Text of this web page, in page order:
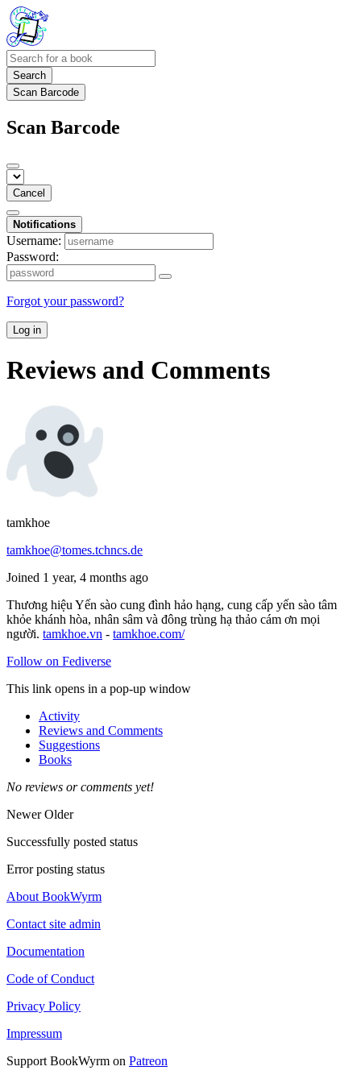
Search
Scan Barcode
Scan Barcode
Cancel
Notifications
Username:
Password:
Forgot your password?
Log in
Reviews and Comments
tamkhoe
tamkhoe@tomes.tchncs.de
Joined 1 year, 4 months ago
Thương hiệu Yến sào cung đình hảo hạng, cung cấp yến sào tâm
khỏe khánh hòa, nhân sâm và đông trùng hạ thảo cám ơn mọi
người. tamkhoe.vn - tamkhoe.com/
Follow on Fediverse
This link opens in a pop-up window
Activity
Reviews and Comments
Suggestions
Books
No reviews or comments yet!
NewerOlder
Successfully posted status
Error posting status
About BookWyrm
Contact site admin
Documentation
Code of Conduct
Privacy Policy
Impressum
Support BookWyrm on Patreon